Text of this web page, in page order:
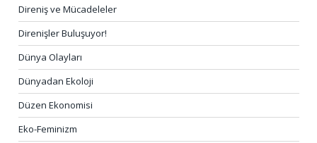
Direniş ve Mücadeleler
Direnişler Buluşuyor!
Dünya Olayları
Dünyadan Ekoloji
Düzen Ekonomisi
Eko-Feminizm